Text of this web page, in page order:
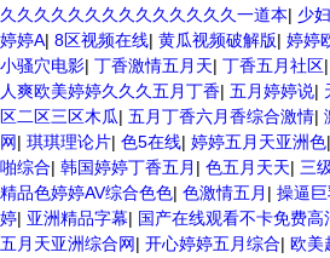
久久久久久久久久久久久久久久一道本| 少
婷婷A| 8区视频在线| 黄瓜视频破解版| 婷婷
小骚穴电影| 丁香激情五月天| 丁香五月社区|
人爽欧美婷婷久久久五月丁香| 五月婷婷说|
区二区三区木瓜| 五月丁香六月香综合激情|
网| 琪琪理论片| 色5在线| 婷婷五月天亚洲色|
啪综合| 韩国婷婷丁香五月 | 色五月天天| 三
精品色婷婷AV综合色色| 色激情五月 | 操逼巨
婷| 亚洲精品字幕| 国产在线观看不卡免费高
五月天亚洲综合网| 开心婷婷五月综合| 欧美